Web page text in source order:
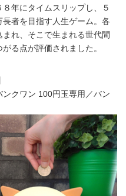
年にタイムスリップし、５
者を目指す人生ゲーム。各
れ、そこで生まれる世代間
る点が評価されました。
クワン 100円玉専用／バン